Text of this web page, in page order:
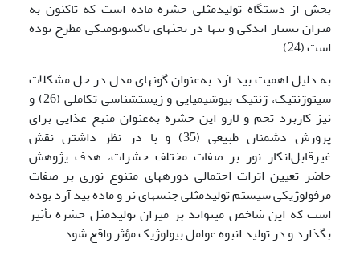
بخش از دستگاه تولیدمثلی حشره ماده است که تاکنون به
میزان بسیار اندکی و تنها در بحث­های تاکسونومیکی مطرح بوده
است (24).
به دلیل اهمیت بید آرد به‌عنوان گونه­ای مدل در حل مشکلات
سیتوژنتیک، ژنتیک بیوشیمیایی و زیست­شناسی تکاملی (26) و
نیز کاربرد تخم و لارو این حشره به‌عنوان منبع غذایی برای
پرورش دشمنان طبیعی (35) و با در نظر داشتن نقش
غیرقابل‌انکار نور بر صفات مختلف حشرات، هدف پژوهش
حاضر تعیین اثرات احتمالی دوره­های متنوع نوری بر صفات
مرفولوژیکی سیستم تولیدمثلی جنس­های نر و ماده بید آرد بوده
است که این شاخص می­تواند بر میزان تولیدمثل حشره تأثیر
بگذارد و در تولید انبوه عوامل بیولوژیک مؤثر واقع شود.